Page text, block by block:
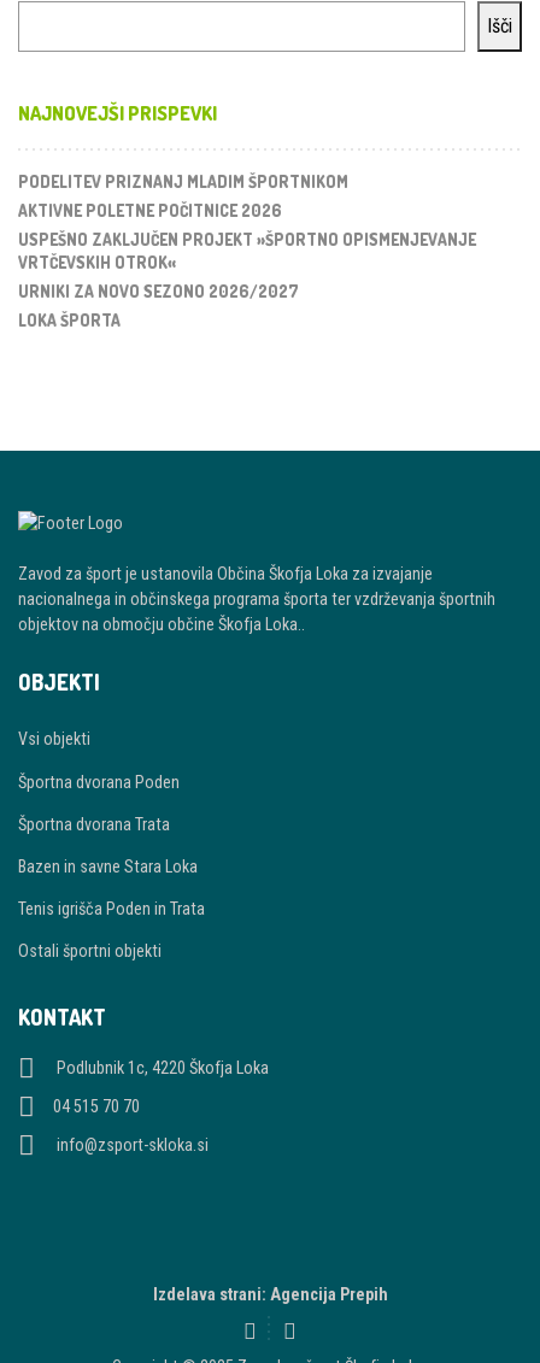
Išči
NAJNOVEJŠI PRISPEVKI
PODELITEV PRIZNANJ MLADIM ŠPORTNIKOM
AKTIVNE POLETNE POČITNICE 2026
USPEŠNO ZAKLJUČEN PROJEKT »ŠPORTNO OPISMENJEVANJE
VRTČEVSKIH OTROK«
URNIKI ZA NOVO SEZONO 2026/2027
LOKA ŠPORTA
Zavod za šport je ustanovila Občina Škofja Loka za izvajanje
nacionalnega in občinskega programa športa ter vzdrževanja športnih
objektov na območju občine Škofja Loka..
OBJEKTI
Vsi objekti
Športna dvorana Poden
Športna dvorana Trata
Bazen in savne Stara Loka
Tenis igrišča Poden in Trata
Ostali športni objekti
KONTAKT
Podlubnik 1c, 4220 Škofja Loka
04 515 70 70
info@zsport-skloka.si
Izdelava strani: Agencija Prepih